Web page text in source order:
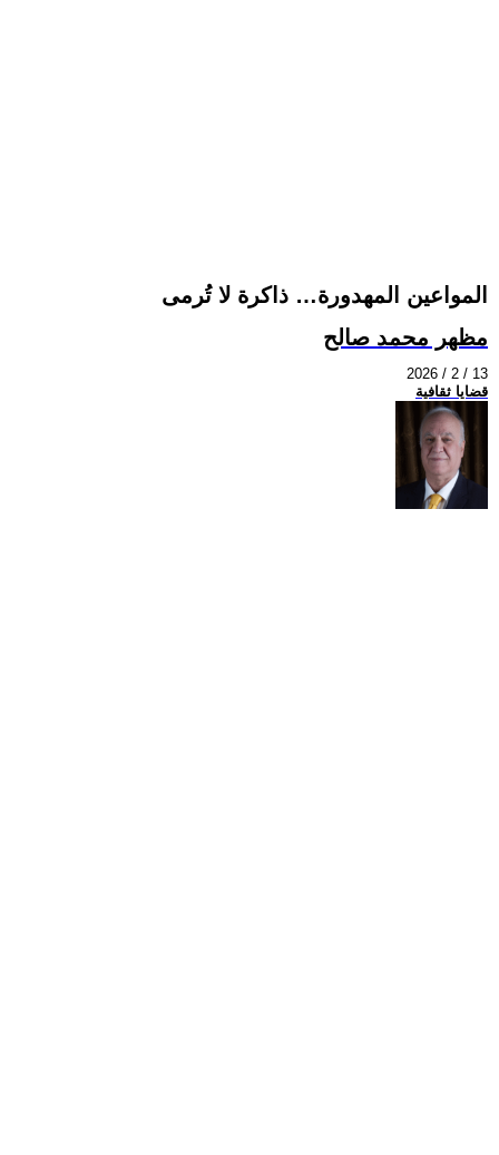
المواعين المهدورة… ذاكرة لا تُرمى
مظهر محمد صالح
2026 / 2 / 13
قضايا ثقافية